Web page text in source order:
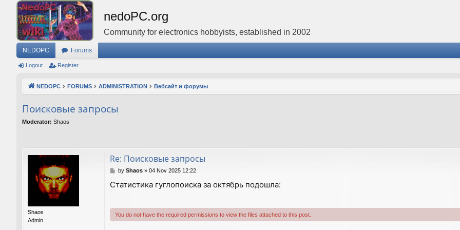
nedoPC.org
Community for electronics hobbyists, established in 2002
NEDOPC Forums
Logout Register
NEDOPC FORUMS ADMINISTRATION Вебсайт и форумы
Поисковые запросы
Moderator: Shaos
Shaos
Admin
Re: Поисковые запросы
P
s
by Shaos» 04 Nov 2025 12:22
Статистика гуглопоиска за октябрь подошла:
You do not have the required permissions to view the files attached to this post.